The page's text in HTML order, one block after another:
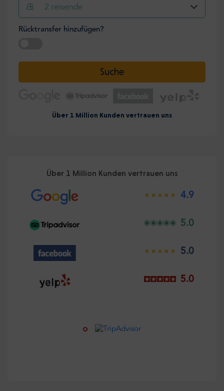
2 reisende
Rücktransfer hinzufügen?
Suche
Über 1 Million Kunden vertrauen uns
Über 1 Million Kunden vertrauen uns
4.9
5.0
5.0
5.0